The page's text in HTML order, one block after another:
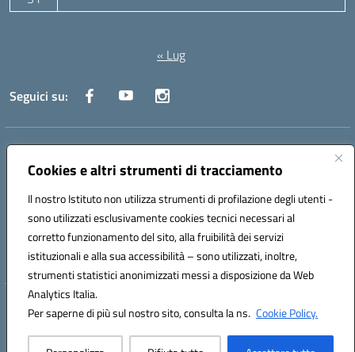
Cookies e altri strumenti di tracciamento
Il nostro Istituto non utilizza strumenti di profilazione degli utenti -
sono utilizzati esclusivamente cookies tecnici necessari al
corretto funzionamento del sito, alla fruibilità dei servizi
istituzionali e alla sua accessibilità – sono utilizzati, inoltre,
strumenti statistici anonimizzati messi a disposizione da Web
Analytics Italia.
Per saperne di più sul nostro sito, consulta la ns. Cookie Policy.
« Lug
Seguici su:
Indirizzo:Via Canale 1, Ancona
Centralino:071 204723 Email:anpc010006@istruzione.it
Codice fiscale: 93020970427
Codice meccanografico:
ANPC010006
Codice unico di fatturazione (CUF): UFBE6V
Hosting & Powered by 3D Solution S.r.l.
Concept & Design by Designers Italia